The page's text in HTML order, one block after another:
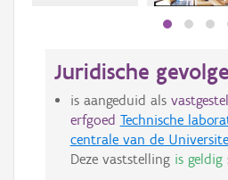
Juridische
is aangeduid als
erfgoed Technische
centrale van de
Deze vaststelling is geldig